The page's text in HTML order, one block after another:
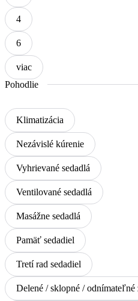
4
6
viac
Pohodlie
Klimatizácia
Nezávislé kúrenie
Vyhrievané sedadlá
Ventilované sedadlá
Masážne sedadlá
Pamäť sedadiel
Tretí rad sedadiel
Delené / sklopné / odnímateľné